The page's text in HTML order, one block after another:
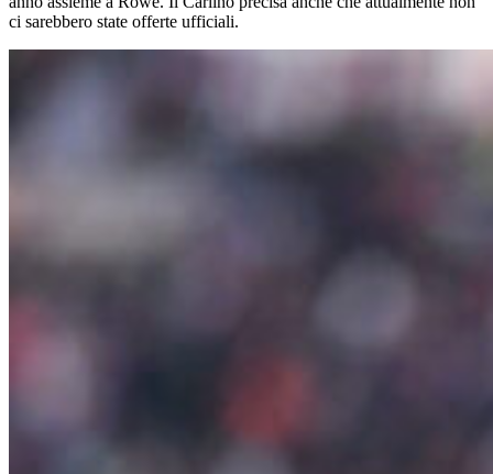
ci sarebbero state offerte ufficiali.